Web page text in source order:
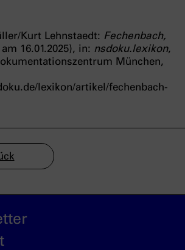
Kurt Lehnstaedt: Fechenbach,
16.01.2025), in: nsdoku.lexikon,
München,
lexikon/artikel/fechenbach-